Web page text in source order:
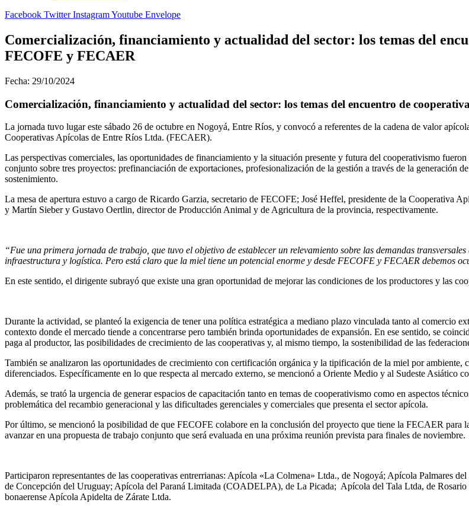
Facebook Twitter InstagramYoutube Envelope
Comercialización, financiamiento y actualidad del sector: los temas del
FECOFE y FECAER
Fecha: 29/10/2024
Comercialización, financiamiento y actualidad del sector: los temas del encuentro de
La jornada tuvo lugar este sábado 26 de octubre en Nogoyá, Entre Ríos, y convocó a referentes de la cadena de valor
Cooperativas Apícolas de Entre Ríos Ltda. (FECAER).
Las perspectivas comerciales, las oportunidades de financiamiento y la situación presente y futura del cooperativismo
conjunto sobre tres proyectos: prefinanciación de exportaciones, profesionalización de la gestión a través de la generación
sostenimiento.
La mesa de apertura estuvo a cargo de Ricardo Garzia, secretario de FECOFE; José Heffel, presidente de la Cooperativa
y Martín Sieber y Gustavo Oertlin, director de Producción Animal y de Agricultura de la provincia, respectivamente.
“Fue una primera jornada de trabajo, que tuvo el objetivo de establecer un relevamiento sobre las demandas
infraestructura y logística. Pero está claro que la miel tiene un potencial enorme y desde FECOFE y FECAER debemos
En este sentido, el dirigente subrayó que existe una gran oportunidad de mejorar las condiciones de los productores y las
Durante la actividad, se planteó la exigencia de tener una política estratégica a mediano plazo vinculada tanto al comercio
contexto donde el mercado tiende a concentrarse pero también brinda oportunidades de expansión. En ese sentido, se
paga al productor, las posibilidades de crecimiento de las cooperativas y, al mismo tiempo, la sostenibilidad de las
También se analizaron las oportunidades de crecimiento con certificación orgánica y la tipificación de la miel por ambiente,
diferenciados. Específicamente en lo que respecta al mercado externo, se mencionó a Oriente Medio y al Sudeste Asiático
Además, se trató la urgencia de generar espacios de capacitación tanto en temas de cooperativismo como en aspectos
problemática del recambio generacional y las dificultades gerenciales y comerciales que presenta el sector apícola.
Por último, se mencionó la posibilidad de que FECOFE colabore en la conclusión del proyecto que tiene la FECAER para
avanzar en una propuesta de trabajo conjunto que será evaluada en una próxima reunión prevista para finales de noviembre.
Participaron representantes de las cooperativas entrerrianas: Apícola «La Colmena» Ltda., de Nogoyá; Apícola Palmares
de Concepción del Uruguay; Apícola del Paraná Limitada (COADELPA), de La Picada; Apícola del Tala Ltda, de Rosario
bonaerense Apícola Apidelta de Zárate Ltda.